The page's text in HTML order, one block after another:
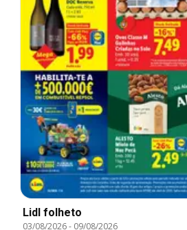
Lidl folheto
03/08/2026- 09/08/2026